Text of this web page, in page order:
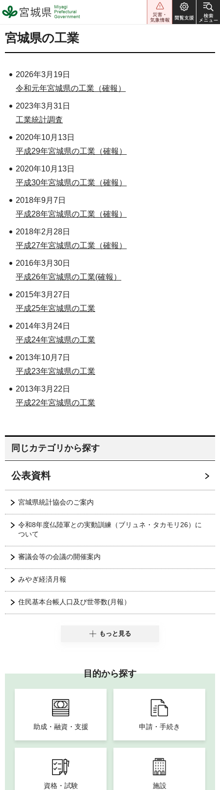
宮城県 Miyagi Prefectural
Government
宮城県の工業
2026年3月19日
令和元年宮城県の工業（確報）
2023年3月31日
工業統計調査
2020年10月13日
平成29年宮城県の工業（確報）
2020年10月13日
平成30年宮城県の工業（確報）
2018年9月7日
平成28年宮城県の工業（確報）
2018年2月28日
平成27年宮城県の工業（確報）
2016年3月30日
平成26年宮城県の工業(確報）
2015年3月27日
平成25年宮城県の工業
2014年3月24日
平成24年宮城県の工業
2013年10月7日
平成23年宮城県の工業
2013年3月22日
平成22年宮城県の工業
同じカテゴリから探す
公表資料
宮城県統計協会のご案内
令和8年度仏陸軍との実動訓練（ブリュネ・タカモリ26）に
ついて
審議会等の会議の開催案内
みやぎ経済月報
住民基本台帳人口及び世帯数(月報）
もっと見る
目的から探す
助成・融資・支援 申請・手続き
資格・試験 施設